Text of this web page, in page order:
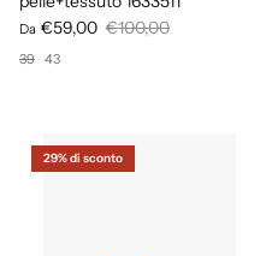
Da €59,00 €100,00
39 43
29% di sconto